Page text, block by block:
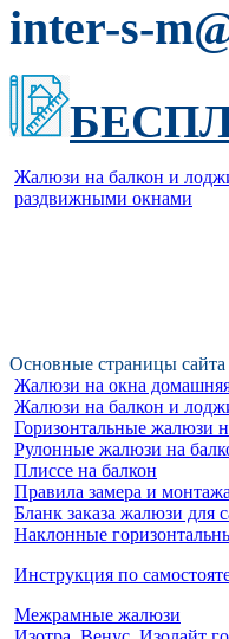
inter-s-
Жалюзи на балкон и
раздвижными окнами
Основные страницы сайта
Жалюзи на окна
Жалюзи на балкон и
Горизонтальные жалюзи
Рулонные жалюзи на
Плиссе на балкон
Правила замера и
Бланк заказа жалюзи для
Наклонные
Инструкция по
Межрамные жалюзи